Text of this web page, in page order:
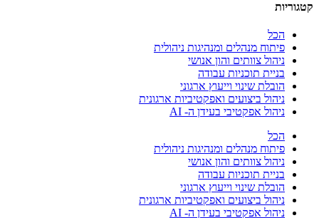
קטגוריות
הכל
פיתוח מנהלים ומנהיגות ניהולית
ניהול צוותים והון אנושי
בניית תוכניות עבודה
הובלת שינוי וייעוץ ארגוני
ניהול ביצועים ואפקטיביות ארגונית
ניהול אפקטיבי בעידן ה- AI
הכל
פיתוח מנהלים ומנהיגות ניהולית
ניהול צוותים והון אנושי
בניית תוכניות עבודה
הובלת שינוי וייעוץ ארגוני
ניהול ביצועים ואפקטיביות ארגונית
ניהול אפקטיבי בעידן ה- AI